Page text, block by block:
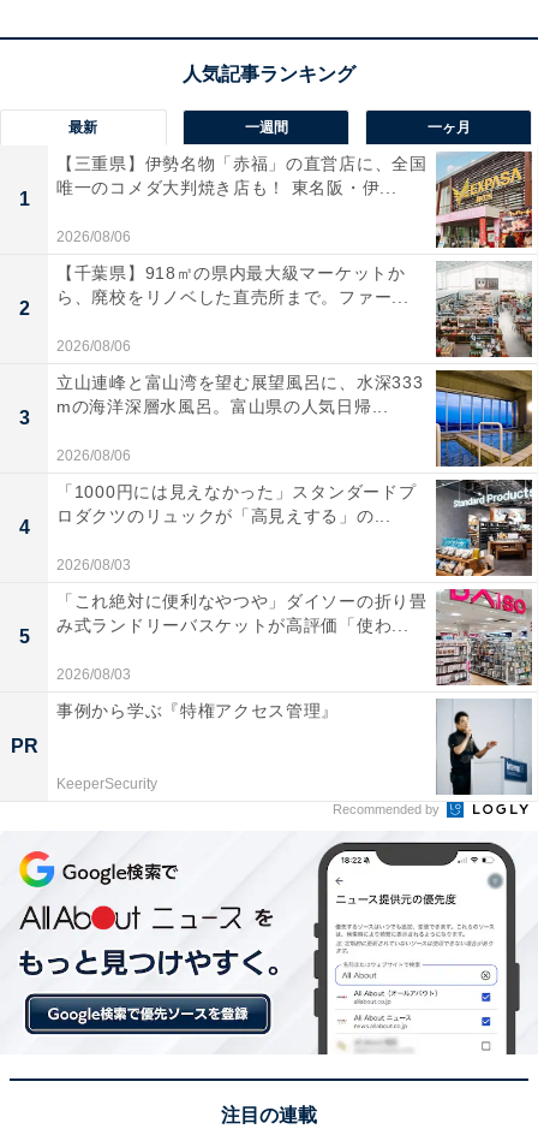
1位：芦田愛菜
?佐山うらら(#芦田愛菜)
さえない17歳の女子高生。
放課後は駅前の書店でアルバイトをしている。
毎日の楽しみは、こっそりと読むBL漫画。
#メタモルフォーゼの縁側
pic.twitter.com/k77niPT6Ia
— 映画『メタモルフォーゼの縁側』【公式】
(@metamor_movie)March 21, 2022
1位は芦田愛菜さんでした。芦田さんは子役出身の俳優
で、現在19歳ながら芸歴は16年目、代表作も多数ある演
技派俳優です。
幼い頃から仕事と勉強を両立してきた芦田さんは、慶應
義塾大学中等部、慶應義塾女子高校を卒業し、現在は慶
應義塾大学の現役大学生。これからの活躍が期待されて
います。
て』など、子役時代の作品。かわいらしい演技を覚えて
最新 一週間 一ヶ月
1
【三重県】伊勢名物「赤福」の直営店に、全国
唯一のコメダ大判焼き店も！ 東名阪・伊...
2026/08/06
2
【千葉県】918㎡の県内最大級マーケットか
ら、廃校をリノベした直売所まで。ファー...
2026/08/06
3
立山連峰と富山湾を望む展望風呂に、水深333
mの海洋深層水風呂。富山県の人気日帰...
2026/08/06
4
「1000円には見えなかった」スタンダードプ
ロダクツのリュックが「高見えする」の...
2026/08/03
5
「これ絶対に便利なやつや」ダイソーの折り畳
み式ランドリーバスケットが高評価「使わ...
2026/08/03
PR
事例から学ぶ『特権アクセス管理』
KeeperSecurity
Recommended by
注目の連載